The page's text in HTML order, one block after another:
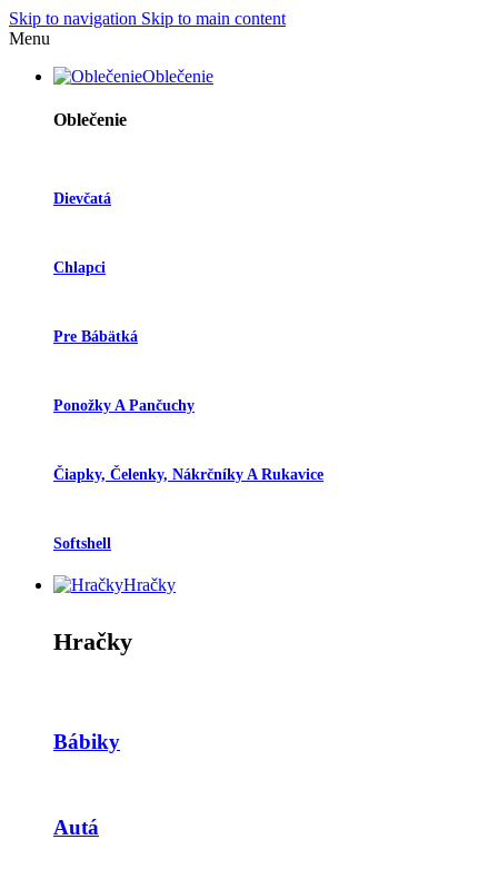
Skip to navigation Skip to main content
Menu
Oblečenie
Oblečenie
Dievčatá
Chlapci
Pre Bábätká
Ponožky A Pančuchy
Čiapky, Čelenky, Nákrčníky A Rukavice
Softshell
Hračky
Hračky
Bábiky
Autá